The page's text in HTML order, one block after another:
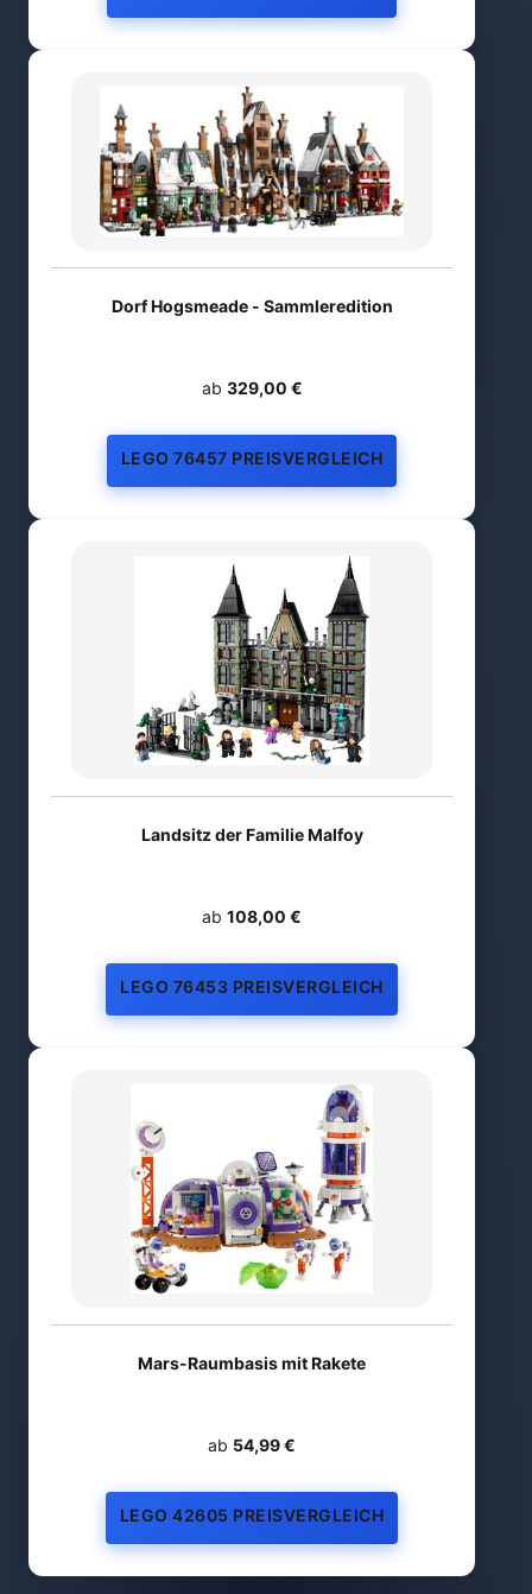
Dorf Hogsmeade - Sammleredition
ab 329,00 €
LEGO 76457 PREISVERGLEICH
Landsitz der Familie Malfoy
ab 108,00 €
LEGO 76453 PREISVERGLEICH
Mars-Raumbasis mit Rakete
ab 54,99 €
LEGO 42605 PREISVERGLEICH